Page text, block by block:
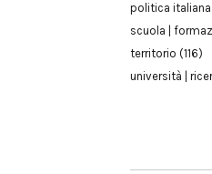
politica italiana
scuola |
territorio (116)
università |